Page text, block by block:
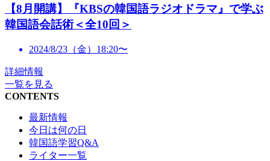
【8月開講】『KBSの韓国語ラジオドラマ』で学ぶ
韓国語会話術＜全10回＞
2024/8/23（金）18:20〜
詳細情報
一覧を見る
CONTENTS
最新情報
今日は何の日
韓国語学習Q&A
ライター一覧